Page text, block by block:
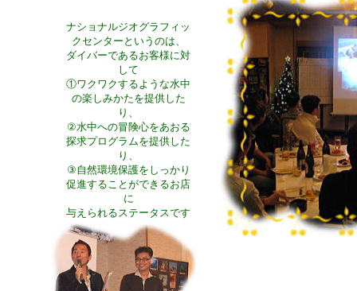
ナショナルジオグラフィッ
クセンターというのは、
ダイバーであるお客様に対
して
①ワクワクするような水中
の楽しみかたを提供した
り、
②水中への冒険心をあおる
探求プログラムを提供した
り、
③自然環境保護をしっかり
促進することができるお店
に
与えられるステータスです
只今 関西で２軒です！